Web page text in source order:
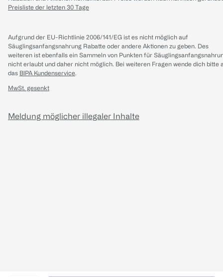
Preisliste der letzten 30 Tage
Aufgrund der EU-Richtlinie 2006/141/EG ist es nicht möglich auf
Säuglingsanfangsnahrung Rabatte oder andere Aktionen zu geben. Des
weiteren ist ebenfalls ein Sammeln von Punkten für
nicht erlaubt und daher nicht möglich. Bei weiteren Fragen wende dich bitte
das BIPA Kundenservice.
MwSt. gesenkt
Meldung möglicher illegaler Inhalte